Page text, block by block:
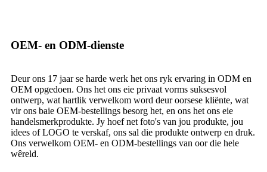
OEM- en ODM-dienste
Deur ons 17 jaar se harde werk het ons ryk ervaring in ODM en
OEM opgedoen. Ons het ons eie privaat vorms suksesvol
ontwerp, wat hartlik verwelkom word deur oorsese kliënte, wat
vir ons baie OEM-bestellings besorg het, en ons het ons eie
handelsmerkprodukte. Jy hoef net foto's van jou produkte, jou
idees of LOGO te verskaf, ons sal die produkte ontwerp en druk.
Ons verwelkom OEM- en ODM-bestellings van oor die hele
wêreld.